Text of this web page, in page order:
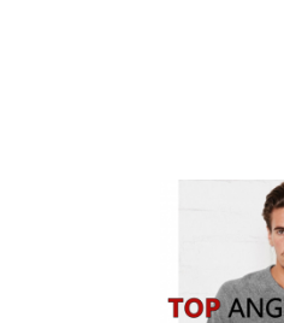
Arbeitskleidung BEDRUCKEN
Arbeitskleidung BEDRUCKEN